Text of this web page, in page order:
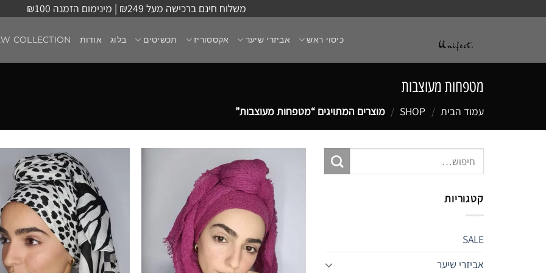
משלוח חינם ברכישה מעל ₪249 | מינימום הזמנה ₪100
כיסוי ראש אביזרי שיער אקססוריז תכשיטים בלוג אודות COLLECTION
מטפחות מעוצבות
עמוד הבית /
SHOP
/ מוצרים המתויגים “מטפחות מעוצבות”
קטגוריות
SALE
אביזרי שיער